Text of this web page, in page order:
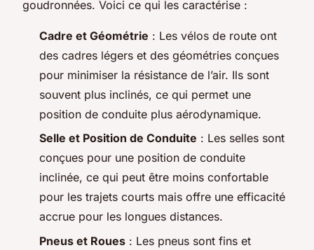
goudronnées. Voici ce qui les caractérise :
Cadre et Géométrie : Les vélos de route ont
des cadres légers et des géométries conçues
pour minimiser la résistance de l’air. Ils sont
souvent plus inclinés, ce qui permet une
position de conduite plus aérodynamique.
Selle et Position de Conduite : Les selles sont
conçues pour une position de conduite
inclinée, ce qui peut être moins confortable
pour les trajets courts mais offre une efficacité
accrue pour les longues distances.
Pneus et Roues : Les pneus sont fins et